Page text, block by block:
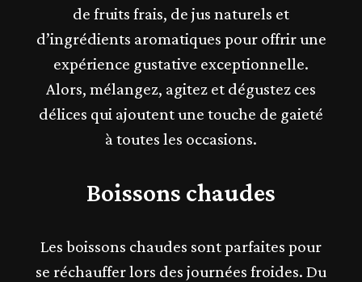
de fruits frais, de jus naturels et
d’ingrédients aromatiques pour offrir une
expérience gustative exceptionnelle.
Alors, mélangez, agitez et dégustez ces
délices qui ajoutent une touche de gaieté
à toutes les occasions.
Boissons chaudes
Les boissons chaudes sont parfaites pour
se réchauffer lors des journées froides. Du